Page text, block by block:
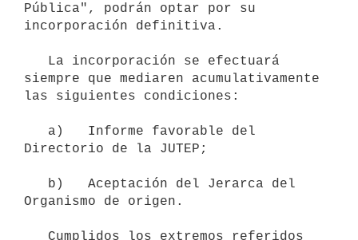
Pública", podrán optar por su
incorporación definitiva.
siempre que mediaren acumulativamente
las siguientes condiciones:
Directorio de la JUTEP;
Organismo de origen.